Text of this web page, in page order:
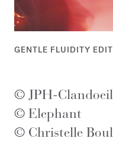
GENTLE FLUIDITY
© JPH-
© Elephant
© Christelle